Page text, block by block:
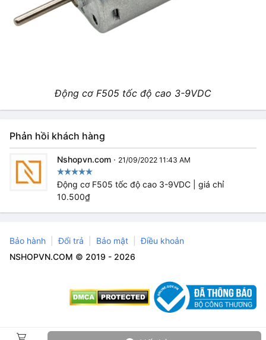
Động cơ F505 tốc độ cao 3-9VDC
Phản hồi khách hàng
Nshopvn.com · 21/09/2022 11:43 AM
Động cơ F505 tốc độ cao 3-9VDC | giá chỉ
10.500₫
Bảo hành Đổi trả Bảo mật
Điều khoản
NSHOPVN.COM © 2019 - 2026